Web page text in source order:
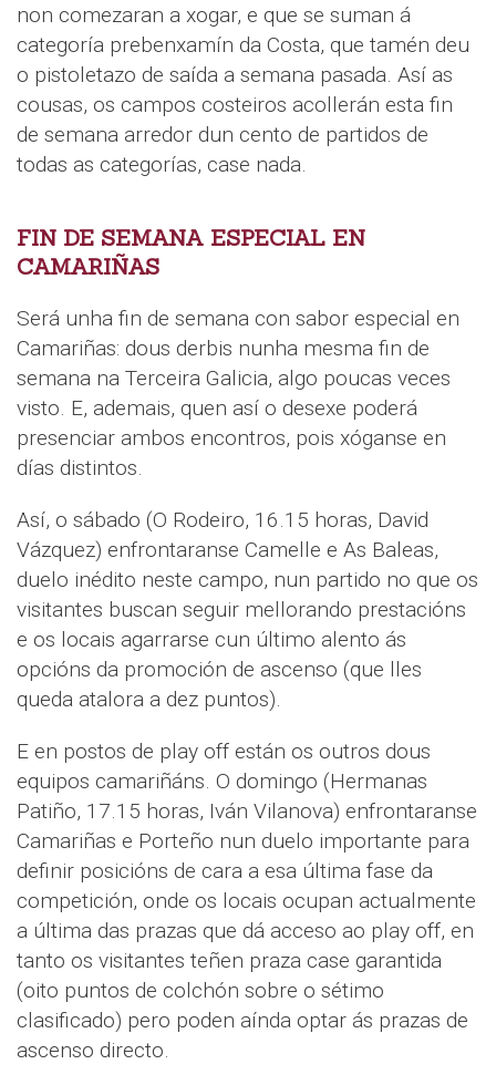
non comezaran a xogar, e que se suman á
categoría prebenxamín da Costa, que tamén deu
o pistoletazo de saída a semana pasada. Así as
cousas, os campos costeiros acollerán esta fin
de semana arredor dun cento de partidos de
todas as categorías, case nada.
FIN DE SEMANA ESPECIAL EN
CAMARIÑAS
Será unha fin de semana con sabor especial en
Camariñas: dous derbis nunha mesma fin de
semana na Terceira Galicia, algo poucas veces
visto. E, ademais, quen así o desexe poderá
presenciar ambos encontros, pois xóganse en
días distintos.
Así, o sábado (O Rodeiro, 16.15 horas, David
Vázquez) enfrontaranse Camelle e As Baleas,
duelo inédito neste campo, nun partido no que os
visitantes buscan seguir mellorando prestacións
e os locais agarrarse cun último alento ás
opcións da promoción de ascenso (que lles
queda atalora a dez puntos).
E en postos de play off están os outros dous
equipos camariñáns. O domingo (Hermanas
Patiño, 17.15 horas, Iván Vilanova) enfrontaranse
Camariñas e Porteño nun duelo importante para
definir posicións de cara a esa última fase da
competición, onde os locais ocupan actualmente
a última das prazas que dá acceso ao play off, en
tanto os visitantes teñen praza case garantida
(oito puntos de colchón sobre o sétimo
clasificado) pero poden aínda optar ás prazas de
ascenso directo.